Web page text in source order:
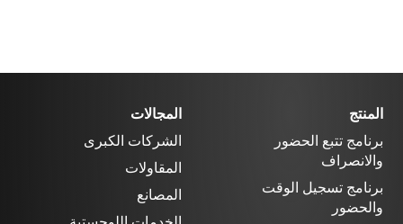
المنتج
برنامج تتبع الحضور
والانصراف
برنامج تسجيل الوقت
والحضور
المجالات
الشركات الكبرى
المقاولات
المصانع